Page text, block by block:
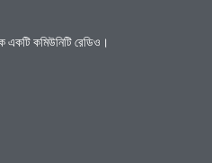
একটি কমিউনিটি রেডিও।